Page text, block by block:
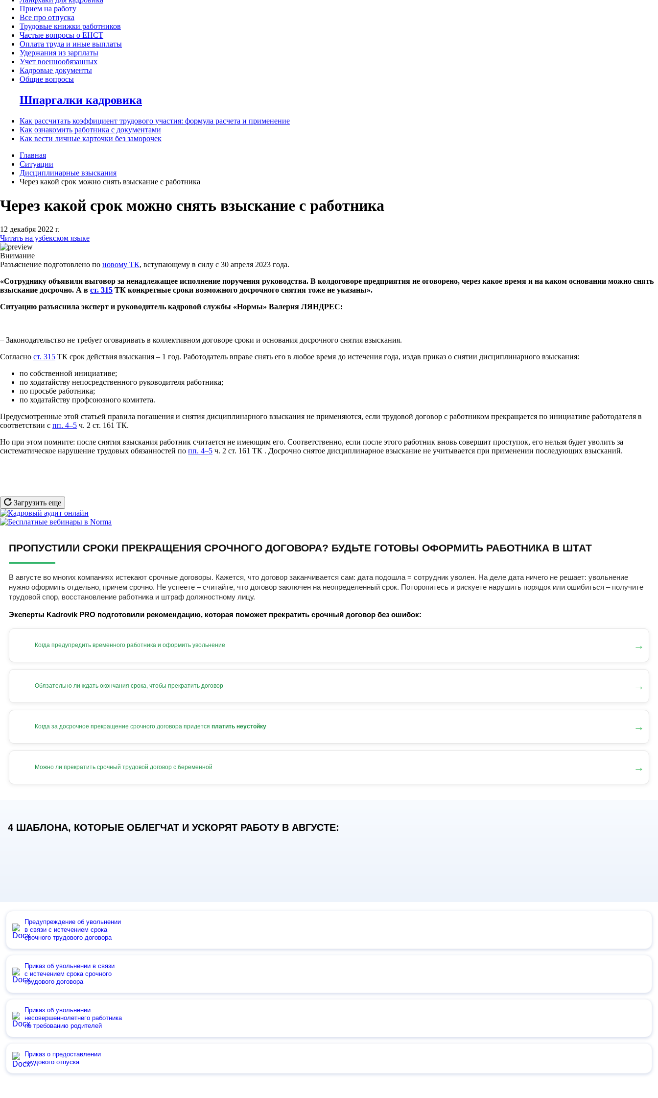
Прием на работу
Все про отпуска
Трудовые книжки работников
Частые вопросы о ЕНСТ
Оплата труда и иные выплаты
Удержания из зарплаты
Учет военнообязанных
Кадровые документы
Общие вопросы
Шпаргалки кадровика
Как рассчитать коэффициент трудового участия: формула расчета и применение
Как ознакомить работника с документами
Как вести личные карточки без заморочек
Главная
Ситуации
Дисциплинарные взыскания
Через какой срок можно снять взыскание с работника
Через какой срок можно снять взыскание с работника
12 декабря 2022 г.
Читать на узбекском языке
Внимание
Разъяснение подготовлено по новому ТК, вступающему в силу с 30 апреля 2023 года.
«Сотруднику объявили выговор за ненадлежащее исполнение поручения руководства. В колдоговоре предприятия не оговорено, через какое время и на каком основании можно снять
взыскание досрочно. А в ст. 315 ТК конкретные сроки возможного досрочного снятия тоже не указаны».
Ситуацию разъяснила эксперт и руководитель кадровой службы «Нормы» Валерия ЛЯНДРЕС:
– Законодательство не требует оговаривать в коллективном договоре сроки и основания досрочного снятия взыскания.
Согласно ст. 315 ТК срок действия взыскания – 1 год. Работодатель вправе снять его в любое время до истечения года, издав приказ о снятии дисциплинарного взыскания:
по собственной инициативе;
по ходатайству непосредственного руководителя работника;
по просьбе работника;
по ходатайству профсоюзного комитета.
Предусмотренные этой статьей правила погашения и снятия дисциплинарного взыскания не применяются, если трудовой договор с работником прекращается по инициативе работодателя в
соответствии с пп. 4–5 ч. 2 ст. 161 ТК.
Но при этом помните: после снятия взыскания работник считается не имеющим его. Соответственно, если после этого работник вновь совершит проступок, его нельзя будет уволить за
систематическое нарушение трудовых обязанностей по пп. 4–5 ч. 2 ст. 161 ТК . Досрочно снятое дисциплинарное взыскание не учитывается при применении последующих взысканий.
Загрузить еще
ПРОПУСТИЛИ СРОКИ ПРЕКРАЩЕНИЯ СРОЧНОГО ДОГОВОРА? БУДЬТЕ ГОТОВЫ ОФОРМИТЬ РАБОТНИКА В ШТАТ
В августе во многих компаниях истекают срочные договоры. Кажется, что договор заканчивается сам: дата подошла = сотрудник уволен. На деле дата ничего не решает: увольнение
нужно оформить отдельно, причем срочно. Не успеете – считайте, что договор заключен на неопределенный срок. Поторопитесь и рискуете нарушить порядок или ошибиться – получите
трудовой спор, восстановление работника и штраф должностному лицу.
Эксперты Kadrovik PRO подготовили рекомендацию, которая поможет прекратить срочный договор без ошибок:
Когда предупредить временного работника и оформить увольнение →
Обязательно ли ждать окончания срока, чтобы прекратить договор →
Когда за досрочное прекращение срочного договора придется платить неустойку →
Можно ли прекратить срочный трудовой договор с беременной →
4 ШАБЛОНА, КОТОРЫЕ ОБЛЕГЧАТ И УСКОРЯТ РАБОТУ В АВГУСТЕ:
Предупреждение об увольнении
в связи с истечением срока
срочного трудового договора
Приказ об увольнении в связи
с истечением срока срочного
трудового договора
Приказ об увольнении
несовершеннолетнего работника
по требованию родителей
Приказ о предоставлении
трудового отпуска